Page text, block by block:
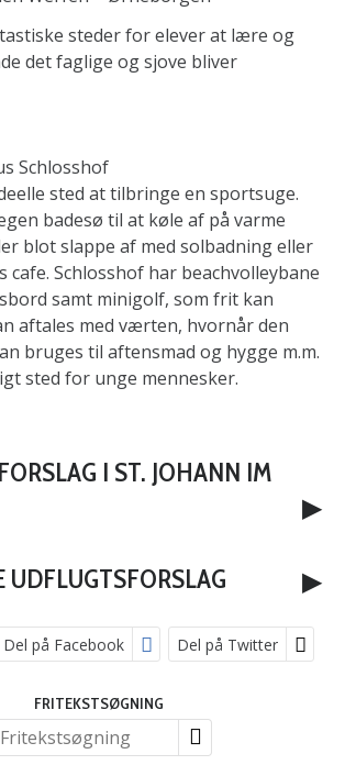
steder for elever at lære og
det faglige og sjove bliver
Schlosshof
sted at tilbringe en sportsuge.
badesø til at køle af på varme
blot slappe af med solbadning eller
cafe. Schlosshof har beachvolleybane
samt minigolf, som frit kan
aftales med værten, hvornår den
bruges til aftensmad og hygge m.m.
sted for unge mennesker.
orslev rejser
Ørslev Gruppe og
Specialrejser A/S
Københavnsvej 347
I ST. JOHANN IM
UDFLUGTSFORSLAG
Del på Facebook Del på Twitter
FRITEKSTSØGNING